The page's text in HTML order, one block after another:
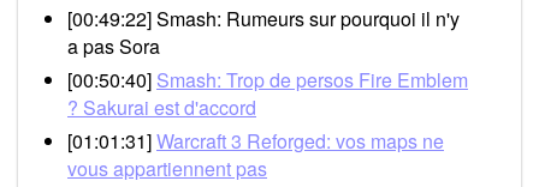
[00:49:22] Smash: Rumeurs sur pourquoi il n'y
a pas Sora
[00:50:40] Smash: Trop de persos Fire Emblem
? Sakurai est d'accord
[01:01:31]Warcraft 3 Reforged: vos maps ne
vous appartiennent pas